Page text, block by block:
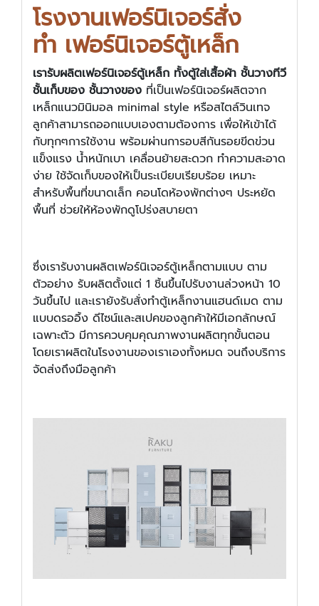
โรงงานเฟอร์นิเจอร์สั่ง
ทำ เฟอร์นิเจอร์ตู้เหล็ก
เรารับผลิตเฟอร์นิเจอร์ตู้เหล็ก ทั้งตู้ใส่เสื้อผ้า ชั้นวางทีวี
ชั้นเก็บของ ชั้นวางของ ที่เป็นเฟอร์นิเจอร์ผลิตจาก
เหล็กแนวมินิมอล minimal style หรือสไตล์วินเทจ
ลูกค้าสามารถออกแบบเองตามต้องการ เพื่อให้เข้าได้
กับทุกๆการใช้งาน พร้อมผ่านการอบสีกันรอยขีดข่วน
แข็งแรง น้ำหนักเบา เคลื่อนย้ายสะดวก ทำความสะอาด
ง่าย ใช้จัดเก็บของให้เป็นระเบียบเรียบร้อย เหมาะ
สำหรับพื้นที่ขนาดเล็ก คอนโดห้องพักต่างๆ ประหยัด
พื้นที่ ช่วยให้ห้องพักดูโปร่งสบายตา
ซึ่งเรารับงานผลิตเฟอร์นิเจอร์ตู้เหล็กตามแบบ ตาม
ตัวอย่าง รับผลิตตั้งแต่ 1 ชิ้นขึ้นไปรับงานล่วงหน้า 10
วันขึ้นไป และเรายังรับสั่งทำตู้เหล็กงานแฮนด์เมด ตาม
แบบดรออิ้ง ดีไซน์และสเปคของลูกค้าให้มีเอกลักษณ์
เฉพาะตัว มีการควบคุมคุณภาพงานผลิตทุกขั้นตอน
โดยเราผลิตในโรงงานของเราเองทั้งหมด จนถึงบริการ
จัดส่งถึงมือลูกค้า